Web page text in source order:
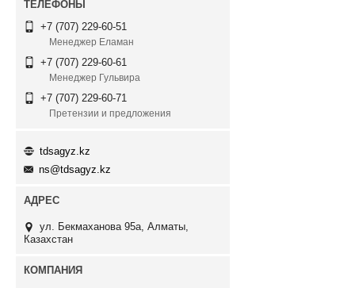
+7 (707) 229-60-51
Менеджер Еламан
+7 (707) 229-60-61
Менеджер Гульвира
+7 (707) 229-60-71
Претензии и предложения
tdsagyz.kz
ns@tdsagyz.kz
ул. Бекмаханова 95а, Алматы,
Казахстан